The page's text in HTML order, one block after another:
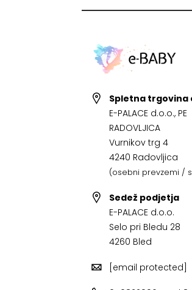
Spletna trgovina
E-PALACE d.o.o., PE
RADOVLJICA
Vurnikov trg 4
4240 Radovljica
(osebni prevzemi /
Sedež podjetja
E-PALACE d.o.o.
Selo pri Bledu 28
4260 Bled
[email protected]